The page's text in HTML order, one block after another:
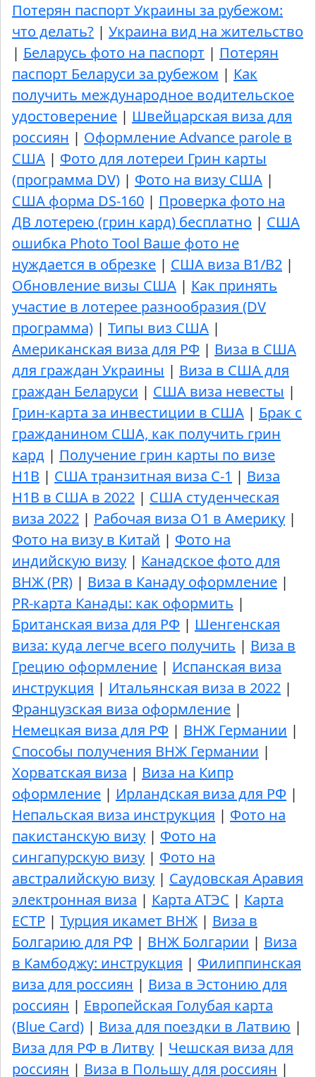
Потерян паспорт Украины за рубежом:
что делать? | Украина вид на жительство
| Беларусь фото на паспорт | Потерян
паспорт Беларуси за рубежом | Как
получить международное водительское
удостоверение | Швейцарская виза для
россиян | Оформление Advance parole в
США | Фото для лотереи Грин карты
(программа DV) | Фото на визу США |
США форма DS-160 | Проверка фото на
ДВ лотерею (грин кард) бесплатно | США
ошибка Photo Tool Ваше фото не
нуждается в обрезке | США виза B1/B2 |
Обновление визы США | Как принять
участие в лотерее разнообразия (DV
программа) | Типы виз США |
Американская виза для РФ | Виза в США
для граждан Украины | Виза в США для
граждан Беларуси | США виза невесты |
Грин-карта за инвестиции в США | Брак с
гражданином США, как получить грин
кард | Получение грин карты по визе
H1B | США транзитная виза C-1 | Виза
H1B в США в 2022 | США студенческая
виза 2022 | Рабочая виза О1 в Америку |
Фото на визу в Китай | Фото на
индийскую визу | Канадское фото для
ВНЖ (PR) | Виза в Канаду оформление |
PR-карта Канады: как оформить |
Британская виза для РФ | Шенгенская
виза: куда легче всего получить | Виза в
Грецию оформление | Испанская виза
инструкция | Итальянская виза в 2022 |
Французская виза оформление |
Немецкая виза для РФ | ВНЖ Германии |
Способы получения ВНЖ Германии |
Хорватская виза | Виза на Кипр
оформление | Ирландская виза для РФ |
Непальская виза инструкция | Фото на
пакистанскую визу | Фото на
сингапурскую визу | Фото на
австралийскую визу | Саудовская Аравия
электронная виза | Карта АТЭС | Карта
ЕСТР | Турция икамет ВНЖ | Виза в
Болгарию для РФ | ВНЖ Болгарии | Виза
в Камбоджу: инструкция | Филиппинская
виза для россиян | Виза в Эстонию для
россиян | Европейская Голубая карта
(Blue Card) | Виза для поездки в Латвию |
Виза для РФ в Литву | Чешская виза для
россиян | Виза в Польшу для россиян |